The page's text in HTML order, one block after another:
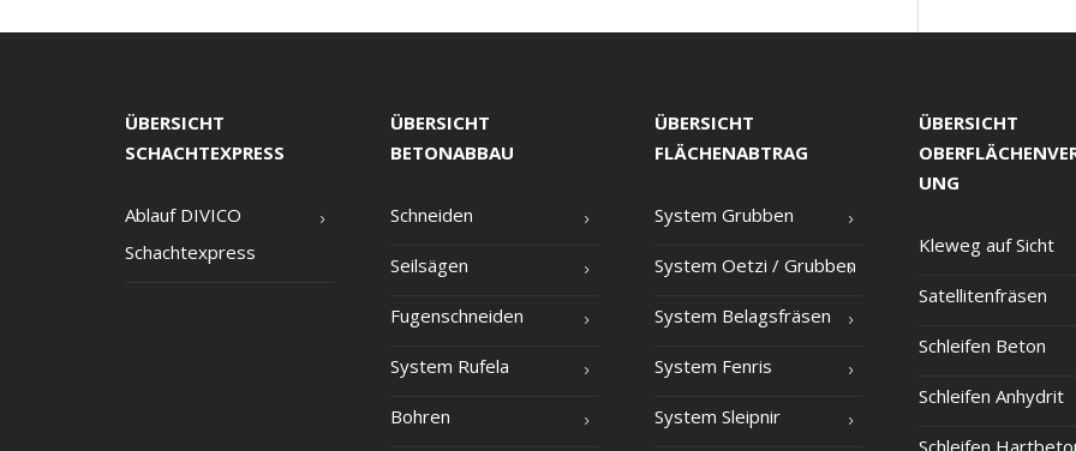
ÜBERSICHT
SCHACHTEXPRESS
Ablauf DIVICO
Schachtexpress
ÜBERSICHT
BETONABBAU
Schnei­den
Seil­sä­gen
Fugen­schnei­den
Sys­tem Rufela
Boh­ren
ÜBERSICHT
FLÄCHENABTRAG
Sys­tem Grubben
Sys­tem Oet­zi /​ Grub­ben
Sys­tem Belagsfräsen
Sys­tem Fenris
Sys­tem Sleipnir
ÜBERSICHT
UNG
Kle­weg auf Sicht
Satel­li­ten­frä­sen
Schlei­fen Beton
Schlei­fen Anhydrit
Schlei­fen